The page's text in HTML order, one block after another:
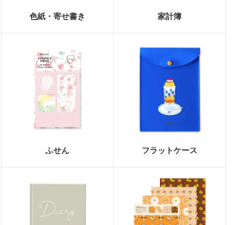
色紙・寄せ書き 家計簿
ふせん フラットケース